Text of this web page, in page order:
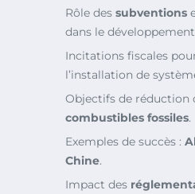
Rôle des subventions
dans le
Incitations fiscales
l’installation de
Objectifs de réduction
combustibles fossiles.
Exemples de succès :
Chine.
Impact des